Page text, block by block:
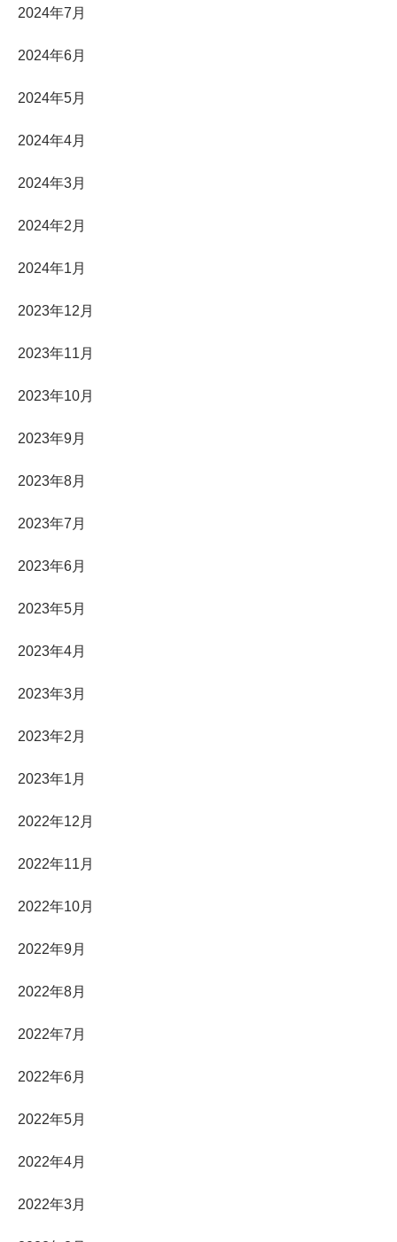
2024年7月
2024年6月
2024年5月
2024年4月
2024年3月
2024年2月
2024年1月
2023年12月
2023年11月
2023年10月
2023年9月
2023年8月
2023年7月
2023年6月
2023年5月
2023年4月
2023年3月
2023年2月
2023年1月
2022年12月
2022年11月
2022年10月
2022年9月
2022年8月
2022年7月
2022年6月
2022年5月
2022年4月
2022年3月